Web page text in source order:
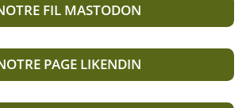
FIL MASTODON
PAGE LIKENDIN